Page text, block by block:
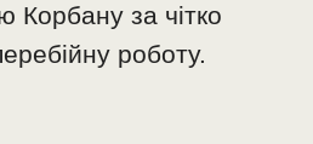
Корбану за чітко
роботу.